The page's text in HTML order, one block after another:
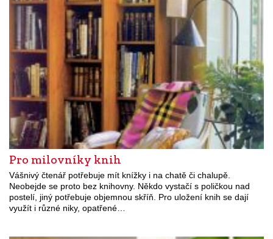
Pro milovníky knih
Vášnivý čtenář potřebuje mít knížky i na chatě či chalupě.
Neobejde se proto bez knihovny. Někdo vystačí s poličkou nad
postelí, jiný potřebuje objemnou skříň. Pro uložení knih se dají
využít i různé niky, opatřené…